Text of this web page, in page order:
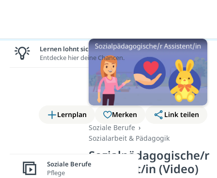
Lernplan Merken
Link teilen
Soziale Berufe
Sozialarbeit & Pädagogik
Sozialpädagogische/r
Assistent/in (Video)
Lernen lohnt sich!
Entdecke hier deine Chancen.
Soziale Berufe
Pflege